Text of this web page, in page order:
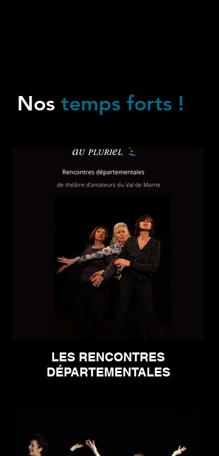
Nos temps forts !
LES RENCONTRES
DÉPARTEMENTALES